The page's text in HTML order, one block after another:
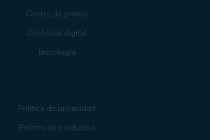
Centro de prensa
Confianza digital
Tecnología
Política de privacidad
Política de productos